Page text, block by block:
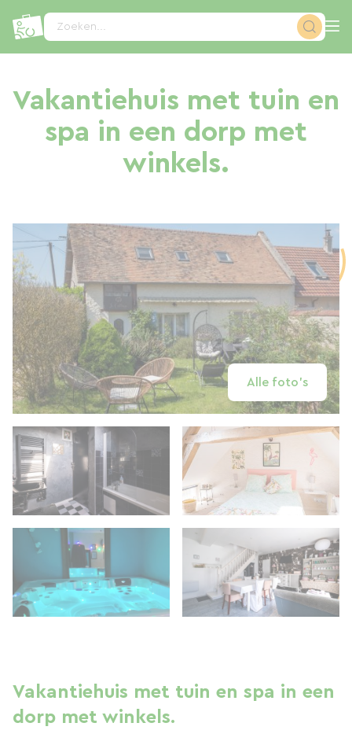
Zoeken...
Vakantiehuis met tuin en
spa in een dorp met
winkels.
Alle foto's
Vakantiehuis met tuin en spa in een
dorp met winkels.
Cookies beheer paneel